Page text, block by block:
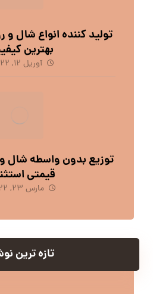
تولید کننده انواع شال و
بهترین
آوریل 12, 2022
توزیع بدون واسطه شال و
قیمتی
مارس 23, 2022
تازه ترین